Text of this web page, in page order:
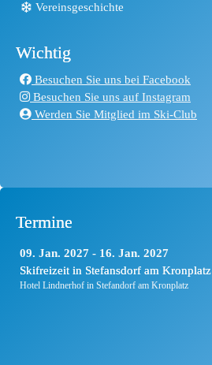
Vereinsgeschichte
Wichtig
Besuchen Sie uns bei Facebook
Besuchen Sie uns auf Instagram
Werden Sie Mitglied im Ski-Club
Termine
09 Jan. 2027 16 Jan. 2027
Skifreizeit in Stefansdorf am Kronplatz
Hotel Lindnerhof in Stefandorf am Kronplatz